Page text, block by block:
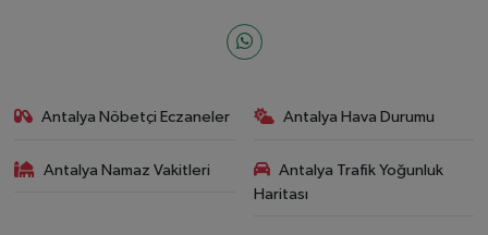
Antalya Nöbetçi Eczaneler Antalya Hava Durumu
Antalya Namaz Vakitleri
Antalya Trafik Yoğunluk
Haritası